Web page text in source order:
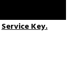
Service Key.